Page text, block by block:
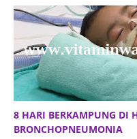
8 HARI BERKAMPUNG DI
BRONCHOPNEUMONIA